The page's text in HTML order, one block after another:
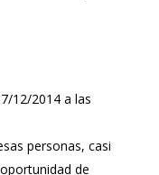
12/2014 a las
personas, casi
de